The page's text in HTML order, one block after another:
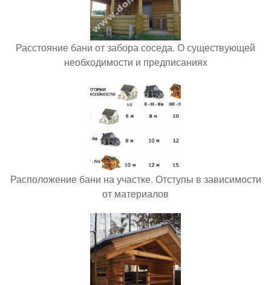
Расстояние бани от забора соседа. О существующей
необходимости и предписаниях
Расположение бани на участке. Отступы в зависимости
от материалов